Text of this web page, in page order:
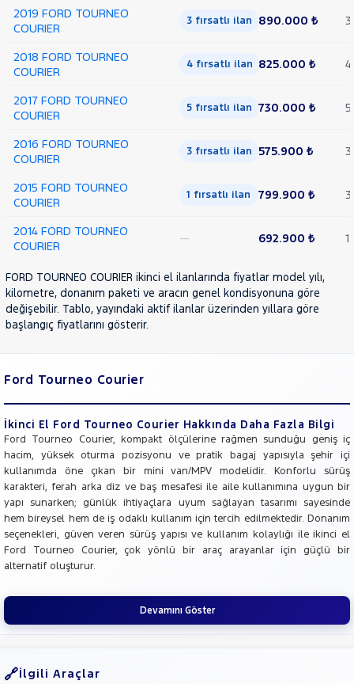
2019 FORD TOURNEO
COURIER
3 fırsatlı ilan 890.000 ₺ 3
2018 FORD TOURNEO
COURIER
4 fırsatlı ilan 825.000 ₺ 4
2017 FORD TOURNEO
COURIER
5 fırsatlı ilan 730.000 ₺ 5
2016 FORD TOURNEO
COURIER
3 fırsatlı ilan 575.900 ₺ 3
2015 FORD TOURNEO
COURIER
1 fırsatlı ilan 799.900 ₺ 3
2014 FORD TOURNEO
COURIER
— 692.900 ₺ 1
FORD TOURNEO COURIER ikinci el ilanlarında fiyatlar model yılı,
kilometre, donanım paketi ve aracın genel kondisyonuna göre
değişebilir. Tablo, yayındaki aktif ilanlar üzerinden yıllara göre
başlangıç fiyatlarını gösterir.
Ford Tourneo Courier
İkinci El Ford Tourneo Courier Hakkında Daha Fazla Bilgi
Ford Tourneo Courier, kompakt ölçülerine rağmen sunduğu geniş iç
hacim, yüksek oturma pozisyonu ve pratik bagaj yapısıyla şehir içi
kullanımda öne çıkan bir mini van/MPV modelidir. Konforlu sürüş
karakteri, ferah arka diz ve baş mesafesi ile aile kullanımına uygun bir
yapı sunarken; günlük ihtiyaçlara uyum sağlayan tasarımı sayesinde
hem bireysel hem de iş odaklı kullanım için tercih edilmektedir. Donanım
seçenekleri, güven veren sürüş yapısı ve kullanım kolaylığı ile ikinci el
Ford Tourneo Courier, çok yönlü bir araç arayanlar için güçlü bir
alternatif oluşturur.
Devamını Göster
İlgili Araçlar